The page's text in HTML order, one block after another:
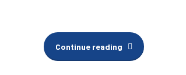
Continue reading